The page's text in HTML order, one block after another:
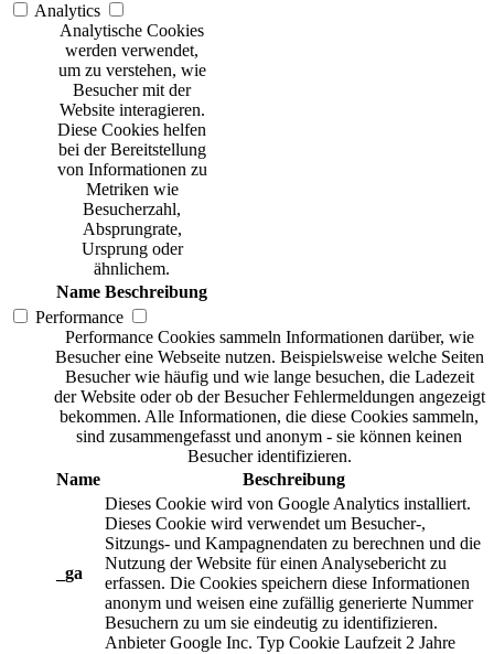
Analytics
Analytische Cookies
werden verwendet,
um zu verstehen, wie
Besucher mit der
Website interagieren.
Diese Cookies helfen
bei der Bereitstellung
von Informationen zu
Metriken wie
Besucherzahl,
Absprungrate,
Ursprung oder
ähnlichem.
Name Beschreibung
Performance
Performance Cookies sammeln Informationen darüber, wie
Besucher eine Webseite nutzen. Beispielsweise welche Seiten
Besucher wie häufig und wie lange besuchen, die Ladezeit
der Website oder ob der Besucher Fehlermeldungen angezeigt
bekommen. Alle Informationen, die diese Cookies sammeln,
sind zusammengefasst und anonym - sie können keinen
Besucher identifizieren.
Name
Beschreibung
_ga
Dieses Cookie wird von Google Analytics installiert.
Dieses Cookie wird verwendet um Besucher-,
Sitzungs- und Kampagnendaten zu berechnen und die
Nutzung der Website für einen Analysebericht zu
erfassen. Die Cookies speichern diese Informationen
anonym und weisen eine zufällig generierte Nummer
Besuchern zu um sie eindeutig zu identifizieren.
Anbieter Google Inc. Typ Cookie Laufzeit 2 Jahre